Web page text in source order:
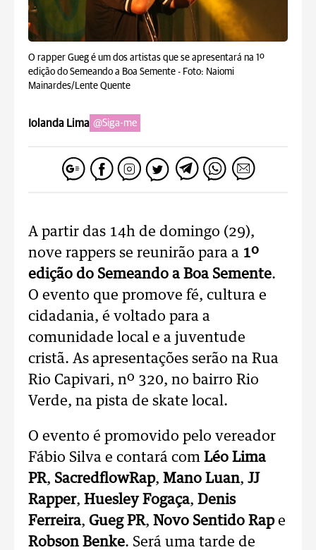
O rapper Gueg é um dos artistas que se apresentará na 1º
edição do Semeando a Boa Semente - Foto: Naiomi
Mainardes/Lente Quente
Iolanda Lima @Siga-me
A partir das 14h de domingo (29),
nove rappers se reunirão para a 1º
edição do Semeando a Boa Semente.
O evento que promove fé, cultura e
cidadania, é voltado para a
comunidade local e a juventude
cristã. As apresentações serão na Rua
Rio Capivari, nº 320, no bairro Rio
Verde, na pista de skate local.
O evento é promovido pelo vereador
Fábio Silva e contará com Léo Lima
PR, SacredflowRap, Mano Luan, JJ
Rapper, Huesley Fogaça, Denis
Ferreira, Gueg PR, Novo Sentido Rape
Robson Benke. Será uma tarde de